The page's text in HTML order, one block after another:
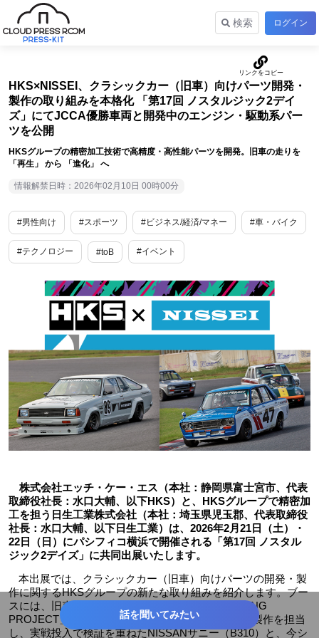
検索 ログイン
HKS×NISSEI、クラシックカー（旧車）向けパーツ開発・
製作の取り組みを本格化 「第17回 ノスタルジック2デイ
ズ」にてJCCA優勝車両と開発中のエンジン・駆動系パー
ツを公開
HKSグループの精密加工技術で高精度・高性能パーツを開発。旧車の走りを
「再生」 から 「進化」 へ
情報解禁日時：2026年02月10日 00時00分
#男性向け #スポーツ #ビジネス/経済/マネー #車・バイク
#テクノロジー #toB #イベント
株式会社エッチ・ケー・エス（本社：静岡県富士宮市、代表
取締役社長：水口大輔、以下HKS）と、HKSグループで精密加
工を担う日生工業株式会社（本社：埼玉県児玉郡、代表取締役
社長：水口大輔、以下日生工業）は、2026年2月21日（土）・
22日（日）にパシフィコ横浜で開催される「第17回 ノスタル
ジック2デイズ」に共同出展いたします。
本出展では、クラシックカー（旧車）向けパーツの開発・製
作に関するHKSグループの新たな取り組みを紹介します。ブー
スには、旧車レース界のトップチーム「ZIEL RACING
PROJECT」協力のもと、HKSグループがエンジン製作を担当
し、実戦投入で検証を重ねたNISSANサニー（B310）と、今シ
話を聞いてみたい